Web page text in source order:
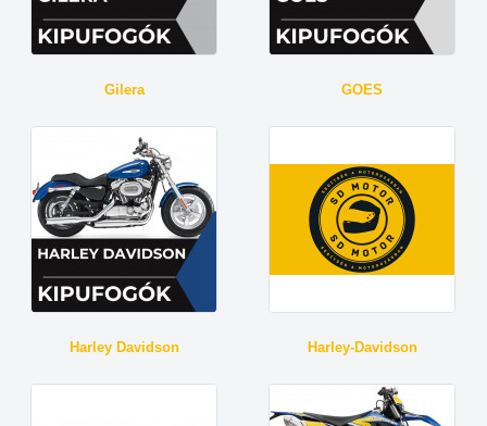
Gilera GOES
Harley Davidson Harley-Davidson